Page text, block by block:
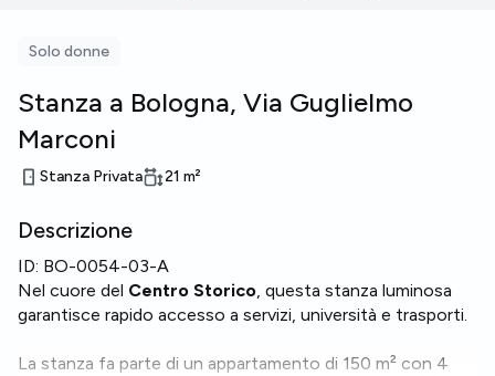
Solo donne
Stanza a Bologna, Via Guglielmo
Marconi
Stanza Privata 21 m²
Descrizione
ID: BO-0054-03-A
Nel cuore del Centro Storico, questa stanza luminosa
garantisce rapido accesso a servizi, università e trasporti.
La stanza fa parte di un appartamento di 150 m² con 4